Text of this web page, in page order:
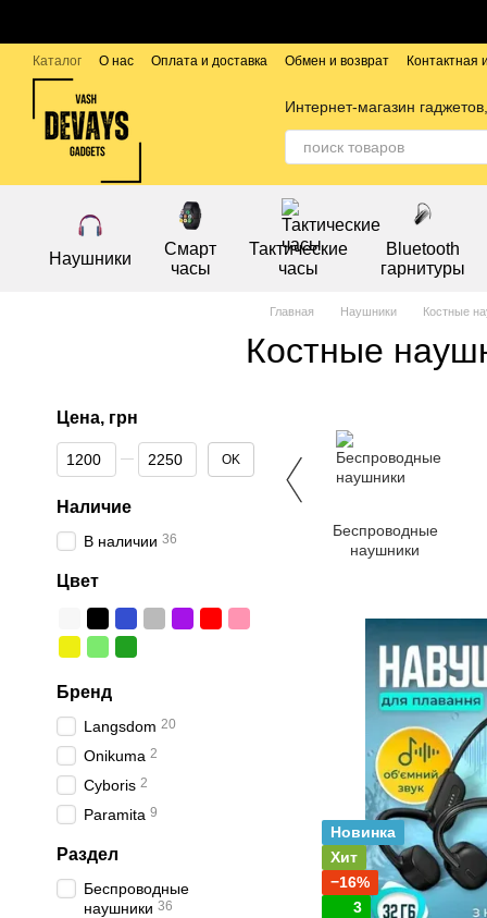
Каталог О нас Оплата и доставка Обмен и возврат Контактная
Публичный договор
Интернет-магазин
Наушники
Смарт
часы
Тактические
часы
Bluetooth
гарнитуры
Главная Наушники Костные
Костные
Беспроводные
наушники
Новинка
Хит
−16%
3
Цена, грн
От Цена, грн
До Цена, грн OK
Наличие
В наличии 36
Цвет
Бренд
Langsdom 20
Onikuma 2
Cyboris 2
Paramita 9
Раздел
Беспроводные
наушники 36